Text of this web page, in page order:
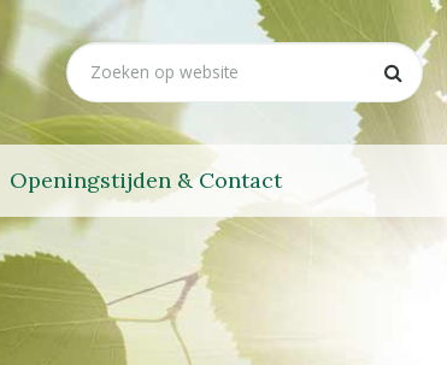
Openingstijden & Contact